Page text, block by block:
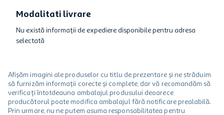
Modalitati livrare
Nu există informații de expediere disponibile pentru adresa
selectată
Afișăm imagini ale produselor cu titlu de prezentare și ne străduim
să furnizăm informații corecte și complete, dar vă recomandăm să
verificați întotdeauna ambalajul produsului deoarece
producătorul poate modifica ambalajul fără notificare prealabilă.
Prin urmare, nu ne putem asuma responsabilitatea pentru